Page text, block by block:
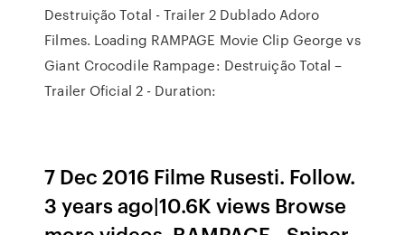
Destruição Total - Trailer 2 Dublado Adoro
Filmes. Loading RAMPAGE Movie Clip George vs
Giant Crocodile Rampage: Destruição Total –
Trailer Oficial 2 - Duration:
7 Dec 2016 Filme Rusesti. Follow.
3 years ago|10.6K views Browse